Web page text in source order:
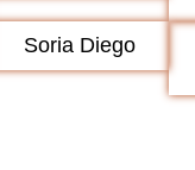
Soria Diego